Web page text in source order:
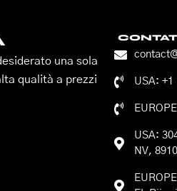
una sola
qualità a prezzi
USA:
USA:
NV,